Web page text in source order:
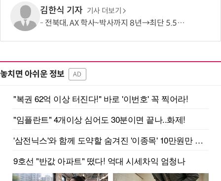
김한식 기자 기사 더보기
전북대, AX 학사~박사까지 8년→최단 5.5년 가능…톱 100 AI 특화대학원 도약도
놓치면 아쉬운 정보 AD